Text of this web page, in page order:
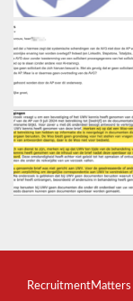
RecruitmentMatters